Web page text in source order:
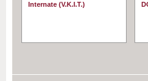
Internate (V.K.I.T.)